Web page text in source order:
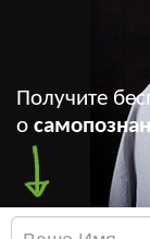
Получите
о